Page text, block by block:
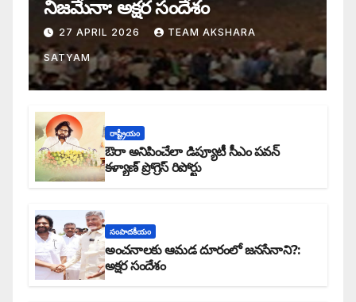
నిజమేనా: అక్షర సందేశం
27 APRIL 2026 TEAM AKSHARA
SATYAM
రాష్ట్రీయం
ఔరా అనిపించేలా డిప్యూటీ సీఎం పవన్
కళ్యాణ్ ప్రోగ్రెస్ రిపోర్టు
సంపాదకీయం
అంచనాలకు ఆమడ దూరంలో జనసేనాని?:
అక్షర సందేశం